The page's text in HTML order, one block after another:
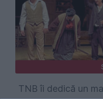
TNB îi dedică un